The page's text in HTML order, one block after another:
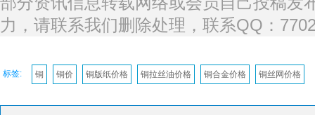
力，请联系我们删除处理，联系QQ：
标签: 铜 铜价 铜版纸价格 铜拉丝油价格 铜合金价格 铜丝网价格